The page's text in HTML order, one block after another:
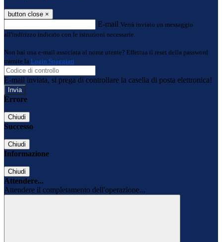
button close ×
E-mail Verrà inviato un messaggio
all'indirizzo indicato con le istruzioni necessarie.
Non hai una e-mail associata al nome utente? Effettua il reset della password
tramite la Login Spaggiari
E-mail inviata, si prega di controllare la casella di posta elettronica!
Errore
Chiudi
Successo
Chiudi
Informazione
Chiudi
Attendere...
Attendere il completamento dell'operazione...